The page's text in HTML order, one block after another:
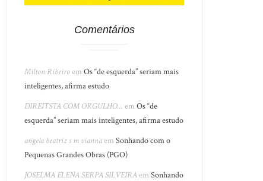
Comentários
Milton RibeiroemOs “de esquerda” seriam mais
inteligentes, afirma estudo
DIREITSTA COM ORGULHO... emOs “de
esquerda” seriam mais inteligentes, afirma estudo
angela beatriz s m viannaemSonhando com o
Pequenas Grandes Obras (PGO)
JOSELMA ELENA SERPA SILVEIRAemSonhando